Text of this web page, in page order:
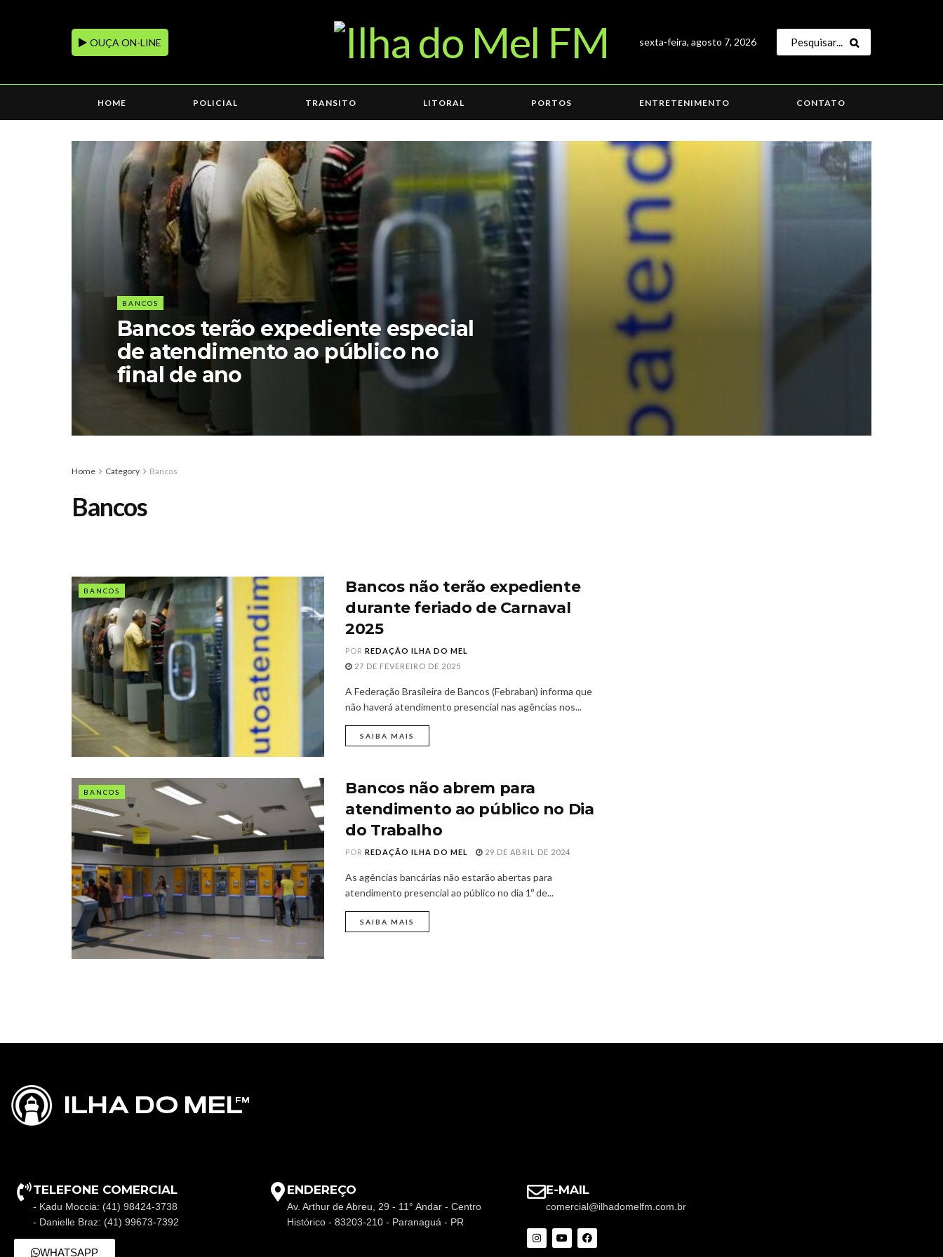
OUÇA ON-LINE sexta-feira, agosto 7, 2026
HOME POLICIAL TRANSITO LITORAL PORTOS ENTRETENIMENTO CONTATO
BANCOS
Bancos terão expediente especial
de atendimento ao público no
final de ano
Home Category Bancos
Bancos
BANCOS
Bancos não terão expediente
durante feriado de Carnaval
2025
POR REDAÇÃO ILHA DO MEL
27 DE FEVEREIRO DE 2025
A Federação Brasileira de Bancos (Febraban) informa que
não haverá atendimento presencial nas agências nos...
SAIBA MAIS
BANCOS
Bancos não abrem para
atendimento ao público no Dia
do Trabalho
POR REDAÇÃO ILHA DO MEL 29 DE ABRIL DE 2024
As agências bancárias não estarão abertas para
atendimento presencial ao público no dia 1º de...
SAIBA MAIS
TELEFONE COMERCIAL
- Kadu Moccia: (41) 98424-3738
- Danielle Braz: (41) 99673-7392
WHATSAPP
ENDEREÇO
Av. Arthur de Abreu, 29 - 11° Andar - Centro
Histórico - 83203-210 - Paranaguá - PR
E-MAIL
comercial@ilhadomelfm.com.br